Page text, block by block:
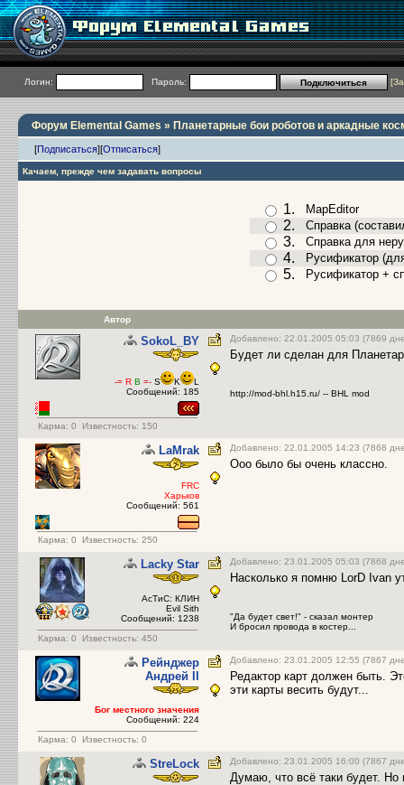
Логин: Пароль: [
Форум Elemental Games » Планетарные бои роботов и аркадные
[Подписаться][Отписаться]
Качаем, прежде чем задавать вопросы
1. MapEditor
2. Справка
3. Справка для
4. Русификатор
5. Русификатор +
Автор
SokoL_BY
-= R B =- S K
L
Сообщений: 185
Карма: 0 Известность: 150
Добавлено: 22.01.2005 05:03 (7869
Будет ли сделан для
http://mod-bhl.h15.ru/ -- BHL mod
LаMrak
FRC
Харьков
Сообщений: 561
Карма: 0 Известность: 250
Добавлено: 22.01.2005 14:23 (7868
Ооо было бы очень классно.
Lacky Star
АсТиС: КЛИН
Evil Sith
Сообщений: 1238
Карма: 0 Известность: 450
Добавлено: 23.01.2005 05:03 (7868
Насколько я помню LorD Ivan
"Да будет свет!" - сказал монтер
И бросил провода в костер...
Рейнджер
Андрей II
Бог местного значения
Сообщений: 224
Карма: 0 Известность: 0
Добавлено: 23.01.2005 12:55 (7867
Редактор карт должен быть.
эти карты весить будут...
StreLock Добавлено: 23.01.2005 16:00 (7867
Думаю, что всё таки будет. Но